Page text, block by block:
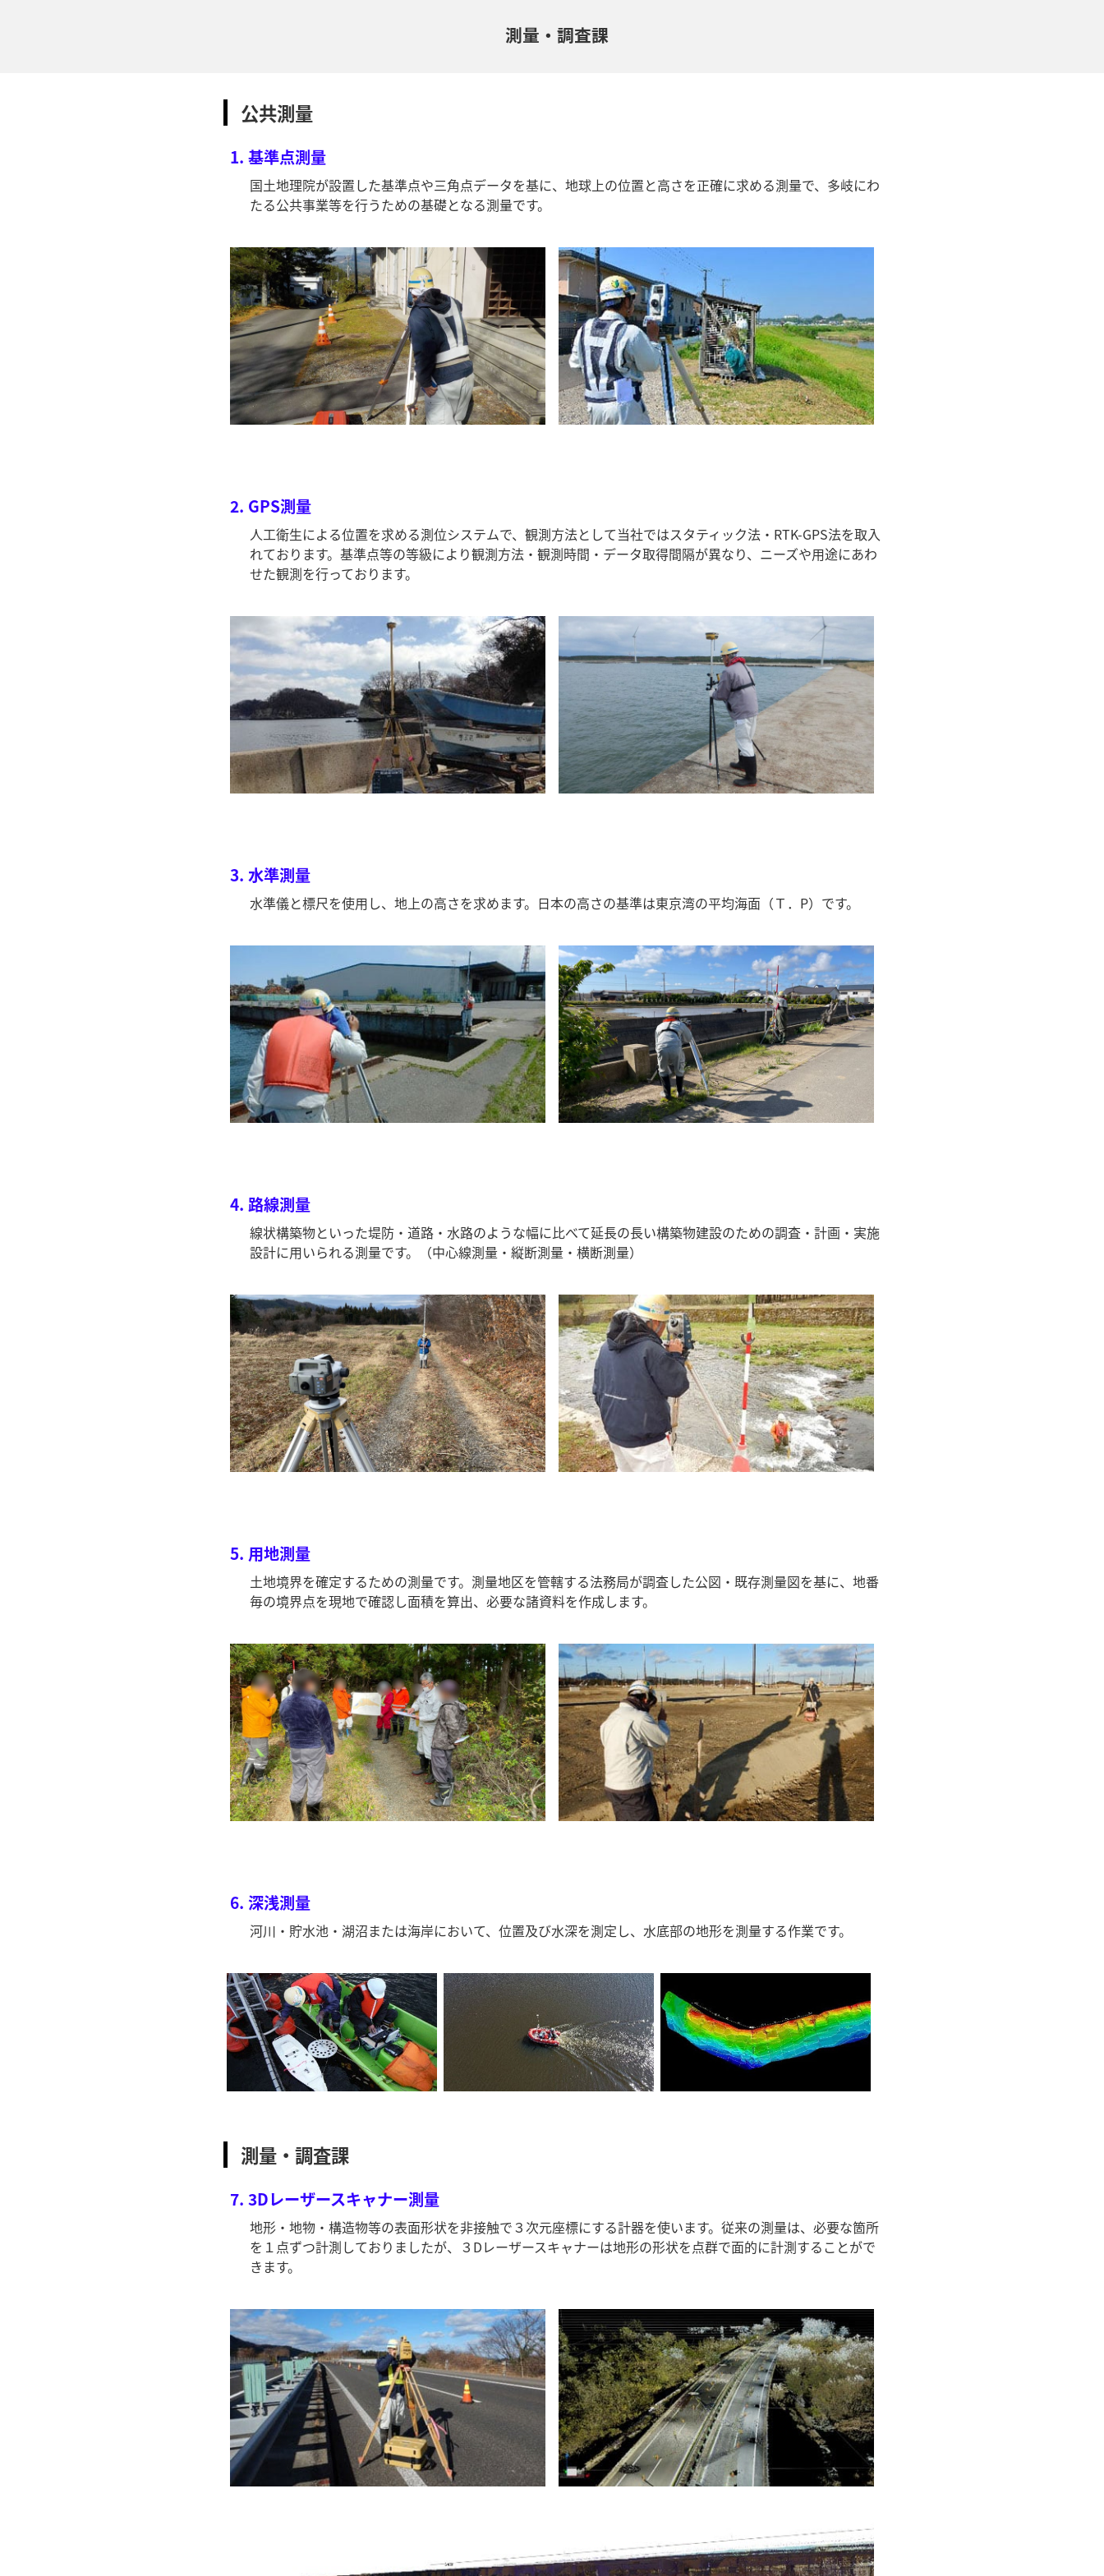
測量・調査課
公共測量
1. 基準点測量
国土地理院が設置した基準点や三角点データを基に、地球上の位置と高さを正確に求める測量で、多岐にわ
たる公共事業等を行うための基礎となる測量です。
2. GPS測量
人工衛生による位置を求める測位システムで、観測方法として当社ではスタティック法・RTK-GPS法を取入
れております。基準点等の等級により観測方法・観測時間・データ取得間隔が異なり、ニーズや用途にあわ
せた観測を行っております。
3. 水準測量
水準儀と標尺を使用し、地上の高さを求めます。日本の高さの基準は東京湾の平均海面（Ｔ．P）です。
4. 路線測量
線状構築物といった堤防・道路・水路のような幅に比べて延長の長い構築物建設のための調査・計画・実施
設計に用いられる測量です。（中心線測量・縦断測量・横断測量）
5. 用地測量
土地境界を確定するための測量です。測量地区を管轄する法務局が調査した公図・既存測量図を基に、地番
毎の境界点を現地で確認し面積を算出、必要な諸資料を作成します。
6. 深浅測量
河川・貯水池・湖沼または海岸において、位置及び水深を測定し、水底部の地形を測量する作業です。
測量・調査課
7. 3Dレーザースキャナー測量
地形・地物・構造物等の表面形状を非接触で３次元座標にする計器を使います。従来の測量は、必要な箇所
を１点ずつ計測しておりましたが、３Dレーザースキャナーは地形の形状を点群で面的に計測することがで
きます。